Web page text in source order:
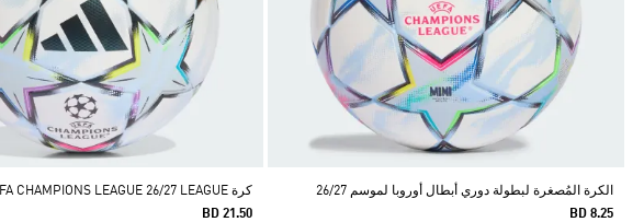
الكرة المُصغرة لبطولة دوري أبطال أوروبا لموسم 26/27
BD 8.25
كرة UEFA CHAMPIONS LEAGUE 26/27 LEAGUE
BD 21.50